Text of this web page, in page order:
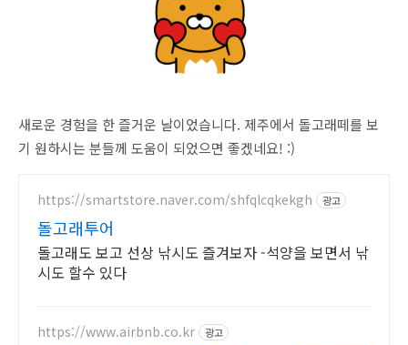
새로운 경험을 한 즐거운 날이었습니다. 제주에서 돌고래떼를 보
기 원하시는 분들께 도움이 되었으면 좋겠네요! :)
https://smartstore.naver.com/shfqlcqkekgh 광고
돌고래투어
돌고래도 보고 선상 낚시도 즐겨보자 -석양을 보면서 낚
시도 할수 있다
https://www.airbnb.co.kr 광고